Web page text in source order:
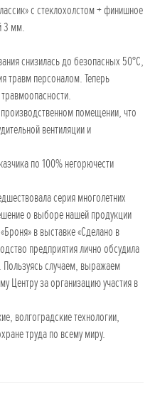
с стеклохолстом + финишное
3 мм.
снизилась до безопасных 50°C,
травм персоналом. Теперь
помещении, что
вентиляции и
по 100% негорючести
серия многолетних
о выборе нашей продукции
в выставке «Сделано в
предприятия лично обсудила
случаем, выражаем
Центру за организацию участия в
волгоградские технологии,
труда по всему миру.